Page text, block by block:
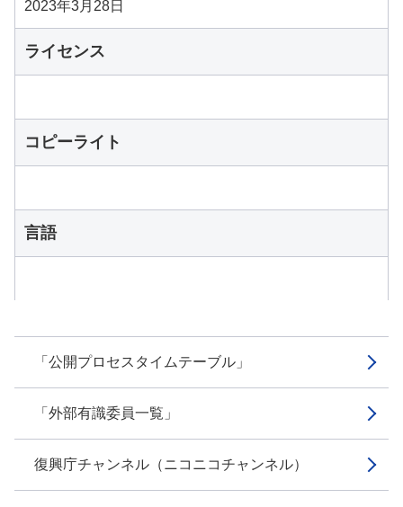
「公開プロセスタイムテーブル」
「外部有識委員一覧」
復興庁チャンネル（ニコニコチャンネル）
2023年3月28日
ライセンス
コピーライト
言語